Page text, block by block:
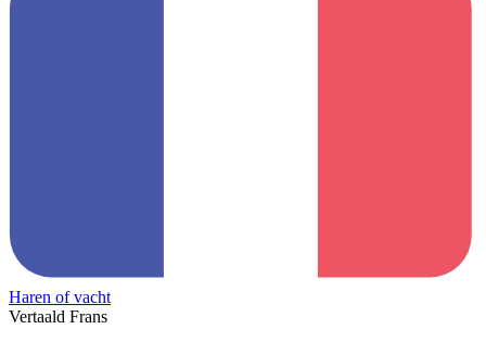
Haren of vacht
Vertaald Frans